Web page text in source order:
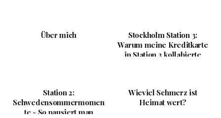
Über mich
Stockholm Station 3:
Warum meine Kreditkarte
in Station 3 kollabierte
Station 2:
Schwedensommermomen
te - So pausiert man
Wieviel Schmerz ist
Heimat wert?